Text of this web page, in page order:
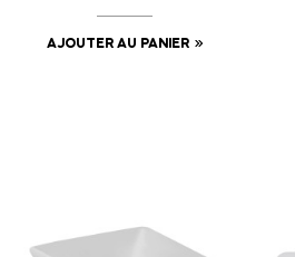
AJOUTER AU PANIER